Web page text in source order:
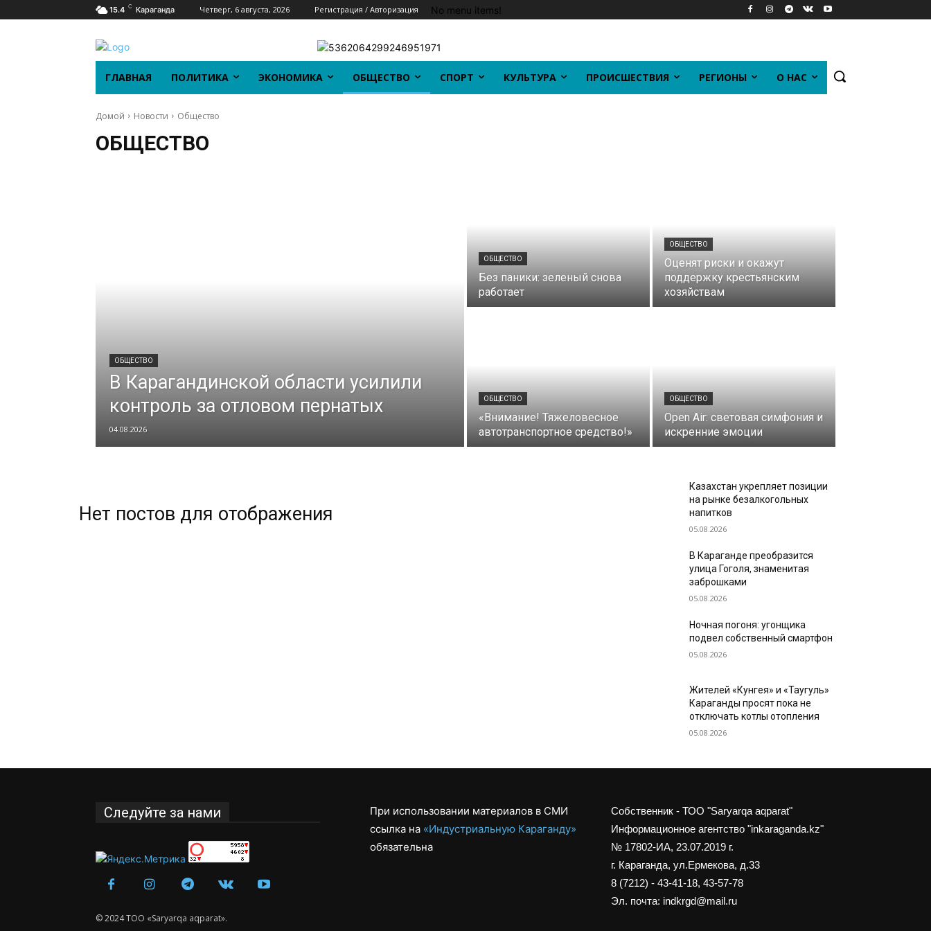
15.4 C Караганда Четверг, 6 августа, 2026 Регистрация / Авторизация No menu items!
ГЛАВНАЯ ПОЛИТИКА ЭКОНОМИКА ОБЩЕСТВО СПОРТ КУЛЬТУРА ПРОИСШЕСТВИЯ РЕГИОНЫ О НАС
Домой Новости Общество
ОБЩЕСТВО
ОБЩЕСТВО
В Карагандинской области усилили
контроль за отловом пернатых
04.08.2026
ОБЩЕСТВО
Без паники: зеленый снова
работает
ОБЩЕСТВО
Оценят риски и окажут
поддержку крестьянским
хозяйствам
ОБЩЕСТВО
«Внимание! Тяжеловесное
автотранспортное средство!»
ОБЩЕСТВО
Open Air: световая симфония и
искренние эмоции
Нет постов для отображения
Казахстан укрепляет позиции
на рынке безалкогольных
напитков
05.08.2026
В Караганде преобразится
улица Гоголя, знаменитая
заброшками
05.08.2026
Ночная погоня: угонщика
подвел собственный смартфон
05.08.2026
Жителей «Кунгея» и «Таугуль»
Караганды просят пока не
отключать котлы отопления
05.08.2026
Следуйте за нами
© 2024 ТОО «Saryarqa aqparat».
При использовании материалов в СМИ
ссылка на «Индустриальную Караганду»
обязательна
Собственник - ТОО "Saryarqa aqparat"
Информационное агентство "inkaraganda.kz"
№ 17802-ИА, 23.07.2019 г.
г. Караганда, ул.Ермекова, д.33
8 (7212) - 43-41-18, 43-57-78
Эл. почта: indkrgd@mail.ru